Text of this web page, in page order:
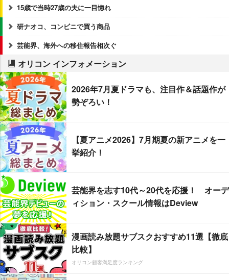
15歳で当時27歳の夫に一目惚れ
研ナオコ、コンビニで買う商品
芸能界、海外への移住報告相次ぐ
オリコン インフォメーション
2026年7月夏ドラマも、注目作＆話題作が
勢ぞろい！
【夏アニメ2026】7月期夏の新アニメを一
挙紹介！
芸能界を志す10代～20代を応援！ オーデ
ィション・スクール情報はDeview
漫画読み放題サブスクおすすめ11選【徹底
比較】
オリコン顧客満足度ランキング